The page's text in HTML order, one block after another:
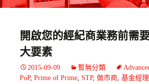
開啟您的經紀商業務前需
大要素
2015-09-09 暫無分類
PoP, Prime of Prime, STP, 做市商, 基金經